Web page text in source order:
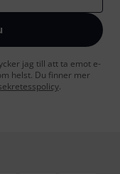
jag till att ta emot e-
helst. Du finner mer
.